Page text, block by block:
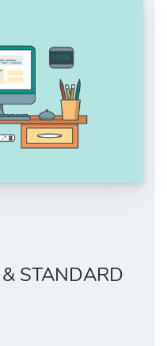
STANDARD